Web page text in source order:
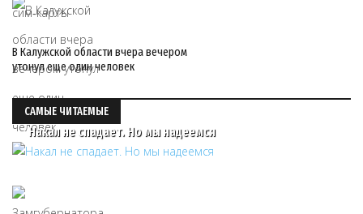
В Калужской области вчера вечером
утонул еще один человек
САМЫЕ ЧИТАЕМЫЕ
Накал не спадает. Но мы надеемся